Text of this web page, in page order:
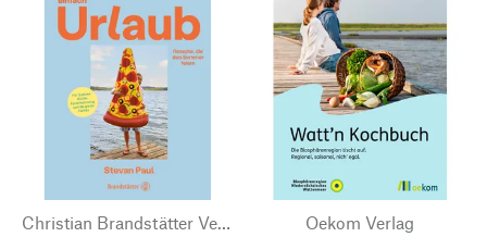
Christian Brandstätter Verlag
Oekom Verlag